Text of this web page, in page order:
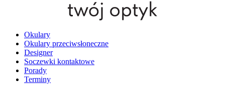
Okulary
Okulary przeciwsłoneczne
Designer
Soczewki kontaktowe
Porady
Terminy